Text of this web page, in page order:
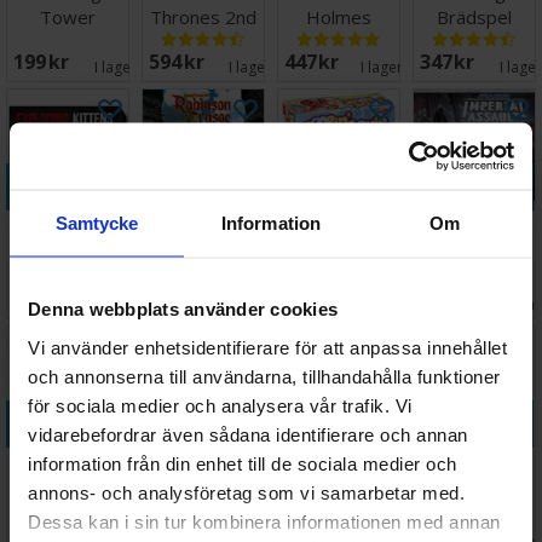
Samtycke Information Om
Denna webbplats använder cookies
Vi använder enhetsidentifierare för att anpassa innehållet
och annonserna till användarna, tillhandahålla funktioner
för sociala medier och analysera vår trafik. Vi
vidarebefordrar även sådana identifierare och annan
information från din enhet till de sociala medier och
annons- och analysföretag som vi samarbetar med.
Dessa kan i sin tur kombinera informationen med annan
Tower
199 SEK I lager: 2
Thrones 2nd
edition
Brädspel
594 SEK I lager: 5
Holmes
Thames
Murders/Other
Cas
447 SEK I lager: 12
Brädspel
347 SEK I
Exploding
Kittens NSFW
Engelsk
234 SEK I lager:5
Robinson
Crusoe 2nd
Brädspel
436 SEK2026-08-28
Looping Louie
399 SEK
Star Wars
I
Köp
Myrstacken
Brädspel
268 SEK Väntas in:
Köp
LEGO Monkey
Palace
Brädspel
337 SEK
Köp
Carcassonne
Junior
Brädspel -
278 SEKVäntas in:
Köp
Monopoly
Brädspel
388 SEK